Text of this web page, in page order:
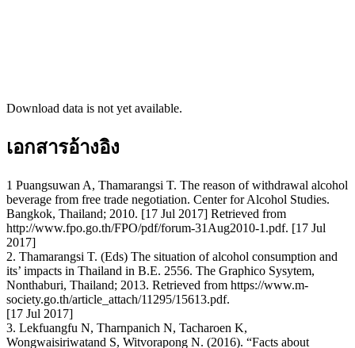
Download data is not yet available.
เอกสารอ้างอิง
1 Puangsuwan A, Thamarangsi T. The reason of withdrawal alcohol
beverage from free trade negotiation. Center for Alcohol Studies.
Bangkok, Thailand; 2010. [17 Jul 2017] Retrieved from
http://www.fpo.go.th/FPO/pdf/forum-31Aug2010-1.pdf. [17 Jul
2017]
2. Thamarangsi T. (Eds) The situation of alcohol consumption and
its’ impacts in Thailand in B.E. 2556. The Graphico Sysytem,
Nonthaburi, Thailand; 2013. Retrieved from https://www.m-
society.go.th/article_attach/11295/15613.pdf.
[17 Jul 2017]
3. Lekfuangfu N, Tharnpanich N, Tacharoen K,
Wongwaisiriwatand S, Witvorapong N. (2016). “Facts about